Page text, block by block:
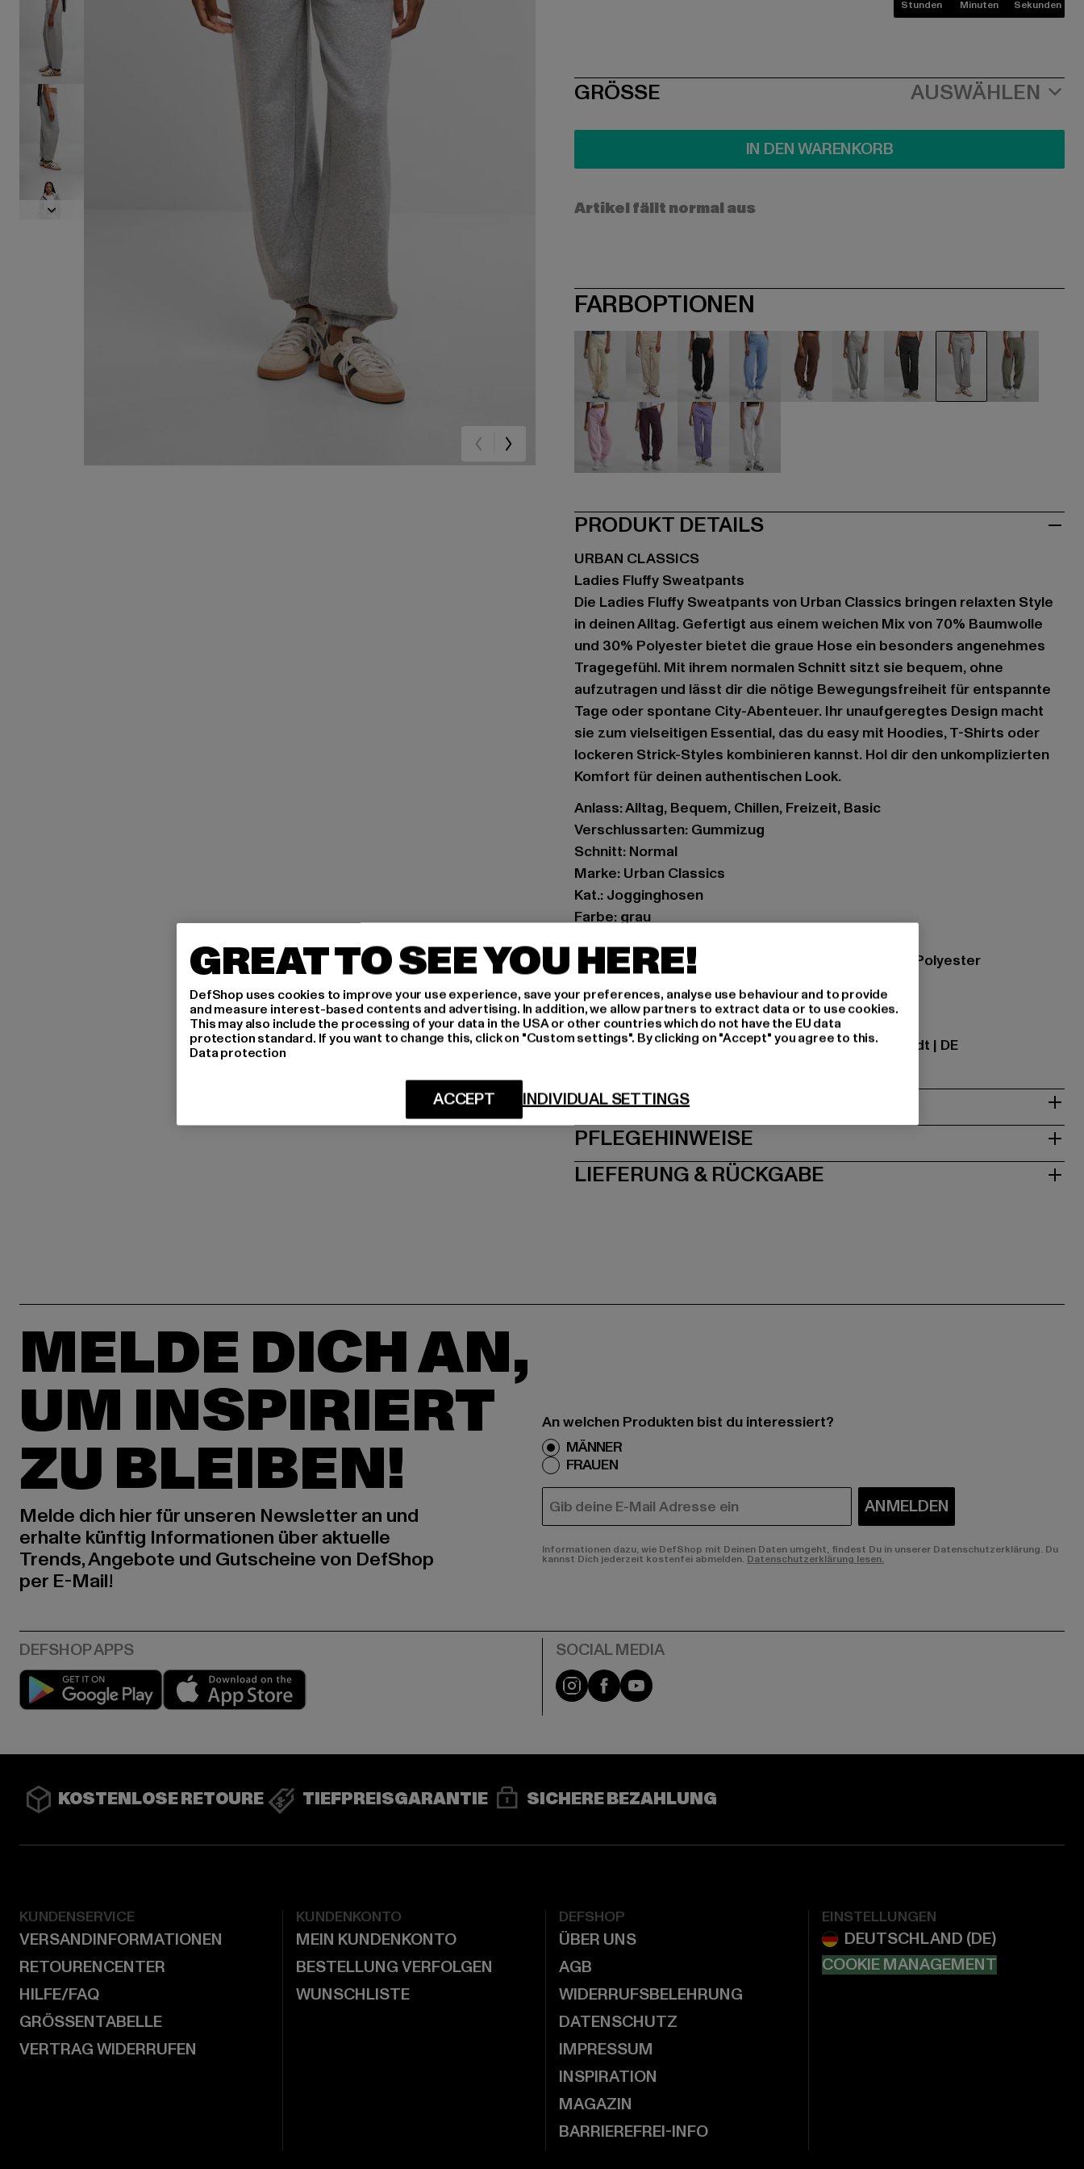
Stunden Minuten Sekunden
SIZE
GRÖSSE AUSWÄHLEN
IN DEN WARENKORB
Artikel fällt normal aus
FARBOPTIONEN
beige beige schwarzblau
PRODUKT DETAILS
URBAN CLASSICS
Ladies Fluffy Sweatpants
Die Ladies Fluffy Sweatpants von Urban Classics bringen relaxten Style
in deinen Alltag. Gefertigt aus einem weichen Mix von 70% Baumwolle
und 30% Polyester bietet die graue Hose ein besonders angenehmes
Tragegefühl. Mit ihrem normalen Schnitt sitzt sie bequem, ohne
aufzutragen und lässt dir die nötige Bewegungsfreiheit für entspannte
Tage oder spontane City-Abenteuer. Ihr unaufgeregtes Design macht
sie zum vielseitigen Essential, das du easy mit Hoodies, T-Shirts oder
lockeren Strick-Styles kombinieren kannst. Hol dir den unkomplizierten
Komfort für deinen authentischen Look.
Anlass: Alltag, Bequem, Chillen, Freizeit, Basic
Verschlussarten: Gummizug
Schnitt: Normal
Marke: Urban Classics
Kat.: Jogginghosen
Farbe: grau
Materialzusammensetzung: 70% Baumwolle, 30% Polyester
Hersteller: TB International GmbH |info@tbint.de
Dr.-Robert-Murjahn-Straße 7 | 64372 Ober-Ramstadt | DE
GRÖSSE & PASSFORM
PFLEGEHINWEISE
LIEFERUNG & RÜCKGABE
MELDE DICH AN,
UM INSPIRIERT
ZU BLEIBEN!
Melde dich hier für unseren Newsletter an und
erhalte künftig Informationen über aktuelle
Trends, Angebote und Gutscheine von DefShop
per E-Mail!
An welchen Produkten bist du interessiert?
MÄNNER
FRAUEN
E-MAIL ANMELDEN
Informationen dazu, wie DefShop mit Deinen Daten umgeht, findest Du in unserer Datenschutzerklärung. Du
kannst Dich jederzeit kostenfei abmelden. Datenschutzerklärung lesen.
Play market App store Instagram
FacebookYouTube
KOSTENLOSE RETOURE TIEFPREISGARANTIE SICHERE BEZAHLUNG
KUNDENSERVICE
VERSANDINFORMATIONEN
RETOURENCENTER
HILFE/FAQ
GRÖSSENTABELLE
VERTRAG WIDERRUFEN
KUNDENKONTO
MEIN KUNDENKONTO
BESTELLUNG VERFOLGEN
WUNSCHLISTE
DEFSHOP
ÜBER UNS
AGB
WIDERRUFSBELEHRUNG
DATENSCHUTZ
IMPRESSUM
INSPIRATION
MAGAZIN
BARRIEREFREI-INFO
EINSTELLUNGEN
COOKIE MANAGEMENT
GREAT TO SEE YOU HERE!
DefShop uses cookies to improve your use experience, save your preferences, analyse use behaviour and to provide
and measure interest-based contents and advertising. In addition, we allow partners to extract data or to use cookies.
This may also include the processing of your data in the USA or other countries which do not have the EU data
protection standard. If you want to change this, click on "Custom settings". By clicking on "Accept" you agree to this.
Data protection
INDIVIDUAL SETTINGS
ACCEPT